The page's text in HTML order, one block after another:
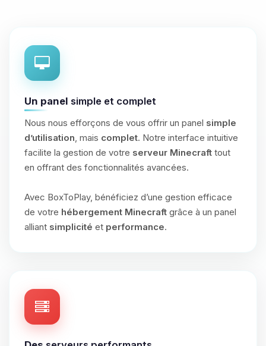
Un panel simple et complet
Nous nous efforçons de vous offrir un panel simple
d’utilisation, mais complet. Notre interface intuitive
facilite la gestion de votre serveur Minecraft tout
en offrant des fonctionnalités avancées.
Avec BoxToPlay, bénéficiez d’une gestion efficace
de votre hébergement Minecraft grâce à un panel
alliant simplicité et performance.